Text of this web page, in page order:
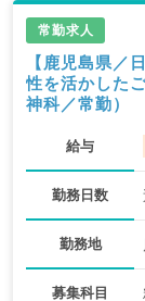
常勤求人
【鹿児島県／
性を活かした
神科／常勤）
給与
勤務日数
勤務地
募集科目